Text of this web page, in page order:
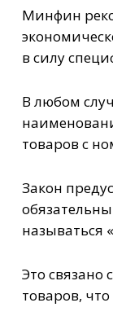
Минфин
в силу
В любом
товаров с
Закон
называться
Это связано
товаров,